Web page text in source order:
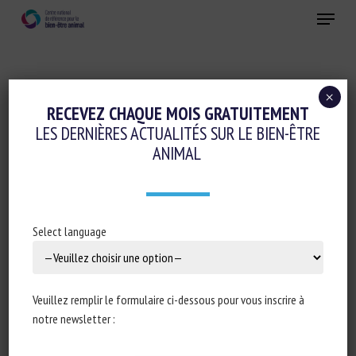
Menu
Elevage de précision et IA
Ethique-sociologie-philosophie-droit
FOR FARMED ANIMALS?
Type de document : Article publié dans
RECEVEZ CHAQUE MOIS GRATUITEMENT
LES DERNIÈRES ACTUALITÉS SUR LE BIEN-ÊTRE
ANIMAL
Select language
Veuillez remplir le formulaire ci-dessous pour vous inscrire à
notre newsletter :
×